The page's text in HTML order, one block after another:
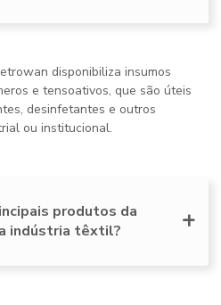
disponibiliza insumos
e tensoativos, que são úteis
desinfetantes e outros
ou institucional.
produtos da
indústria têxtil?